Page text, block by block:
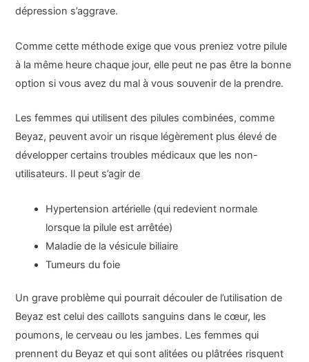
dépression s’aggrave.
Comme cette méthode exige que vous preniez votre pilule
à la même heure chaque jour, elle peut ne pas être la bonne
option si vous avez du mal à vous souvenir de la prendre.
Les femmes qui utilisent des pilules combinées, comme
Beyaz, peuvent avoir un risque légèrement plus élevé de
développer certains troubles médicaux que les non-
utilisateurs. Il peut s’agir de
Hypertension artérielle (qui redevient normale
lorsque la pilule est arrêtée)
Maladie de la vésicule biliaire
Tumeurs du foie
Un grave problème qui pourrait découler de l’utilisation de
Beyaz est celui des caillots sanguins dans le cœur, les
poumons, le cerveau ou les jambes. Les femmes qui
prennent du Beyaz et qui sont alitées ou plâtrées risquent